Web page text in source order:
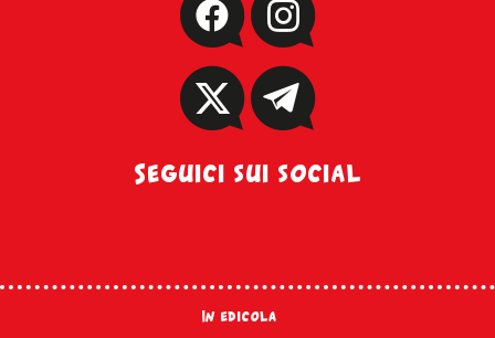
Seguici sui social
In edicola